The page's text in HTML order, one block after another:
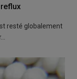
resté globalement